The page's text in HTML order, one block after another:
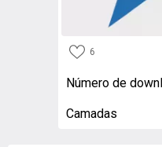
6
Número de
Camadas